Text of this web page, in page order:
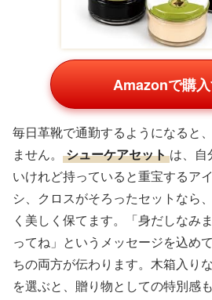
Amazonで購
毎日革靴で通勤するようになると
ません。
シューケアセット は、自
いけれど持っていると重宝するア
シ、クロスがそろったセットなら
く美しく保てます。「身だしなみ
ってね」というメッセージを込め
ちの両方が伝わります。木箱入り
を選ぶと、贈り物としての特別感